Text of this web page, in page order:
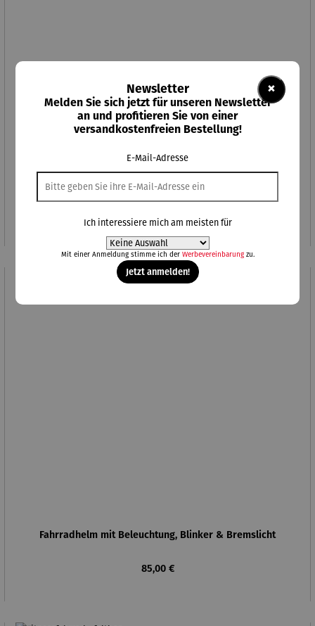
Fitness-Bike
Fahrradhelm mit Beleuchtung, Blinker & Bremslicht
Regulärer Preis:
85,00 €
×
Newsletter
Melden Sie sich jetzt für unseren Newsletter
an und profitieren Sie von einer
versandkostenfreien Bestellung!
E-Mail-Adresse
Ich interessiere mich am meisten für
Mit einer Anmeldung stimme ich der Werbevereinbarungzu.
Jetzt anmelden!